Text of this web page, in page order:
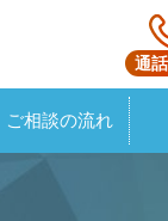
通
ご相談の流れ